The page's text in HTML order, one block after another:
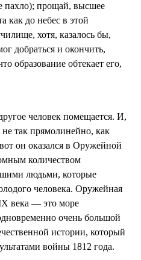
пахло); прощай, высшее
как до небес в этой
хотя, казалось бы,
добраться и окончить,
образование обтекает его,
человек помещается. И,
так прямолинейно, как
он оказался в Оружейной
количеством
людьми, которые
человека. Оружейная
века — это море
очень большой
истории, который
войны 1812 года.